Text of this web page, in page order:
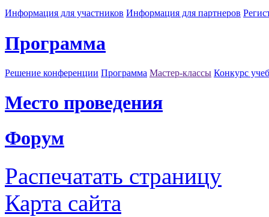
Информация для участников Информация для партнеров
Программа
Решение конференции Программа Мастер-классы Конкурс
Место проведения
Форум
Распечатать страницу
Карта сайта